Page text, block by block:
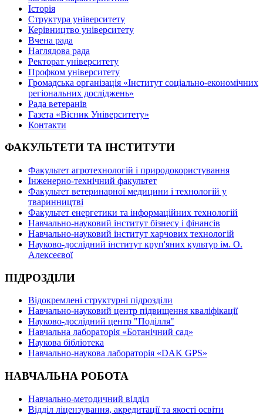
Історія
Структура університету
Керівництво університету
Вчена рада
Наглядова рада
Ректорат університету
Профком університету
Громадська організація «Інститут соціально-економічних
регіональних досліджень»
Рада ветеранів
Газета «Вісник Університету»
Контакти
ФАКУЛЬТЕТИ ТА ІНСТИТУТИ
Факультет агротехнологій і природокористування
Інженерно-технічний факультет
Факультет ветеринарної медицини і технологій у
тваринництві
Факультет енергетики та інформаційних технологій
Навчально-науковий інститут бізнесу і фінансів
Навчально-науковий інститут харчових технологій
Науково-дослідний інститут круп'яних культур ім. О.
Алексеєвої
ПІДРОЗДІЛИ
Відокремлені структурні підрозділи
Навчально-науковий центр підвищення кваліфікації
Науково-дослідний центр "Поділля"
Навчальна лабораторія «Ботанічний сад»
Наукова бібліотека
Навчально-наукова лабораторія «DAK GPS»
НАВЧАЛЬНА РОБОТА
Навчально-методичний відділ
Відділ ліцензування, акредитації та якості освіти